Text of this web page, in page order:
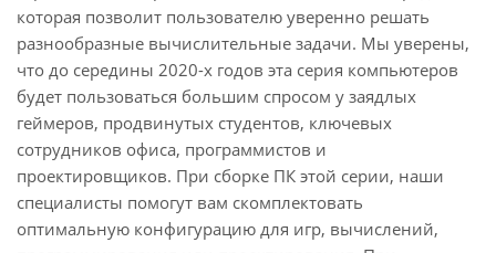
которая позволит пользователю уверенно решать
разнообразные вычислительные задачи. Мы уверены,
что до середины 2020-х годов эта серия компьютеров
будет пользоваться большим спросом у заядлых
геймеров, продвинутых студентов, ключевых
сотрудников офиса, программистов и
проектировщиков. При сборке ПК этой серии, наши
специалисты помогут вам скомплектовать
оптимальную конфигурацию для игр, вычислений,